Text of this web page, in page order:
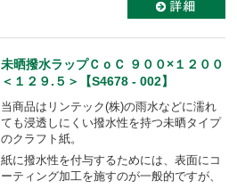
未晒撥水ラップＣｏＣ ９００×１２００
＜１２９.５＞【S4678 - 002】
当商品はリンテック(株)の雨水などに濡れ
ても浸透しにくい撥水性を持つ未晒タイプ
のクラフト紙。
紙に撥水性を付与するためには、表面にコ
ーティング加工を施すのが一般的ですが、